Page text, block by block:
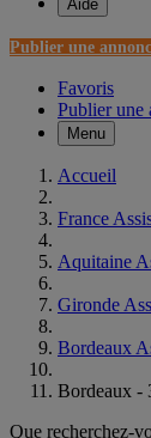
Aide
Publier une
Favoris
Publier une
Menu
Accueil
France
Aquitaine
Gironde
Bordeaux
Bordeaux -
Que recherchez-